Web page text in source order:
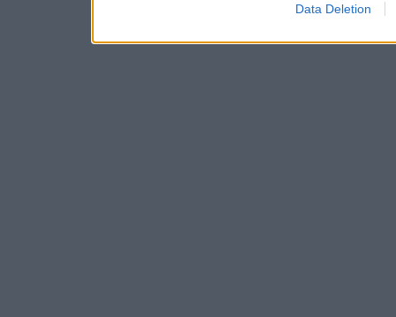
Data Deletion